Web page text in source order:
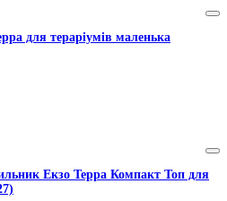
для тераріумів маленька
Екзо Терра Компакт Топ для